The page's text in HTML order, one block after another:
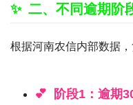
二、不同逾期阶
根据河南农信内部数据
阶段1：逾期